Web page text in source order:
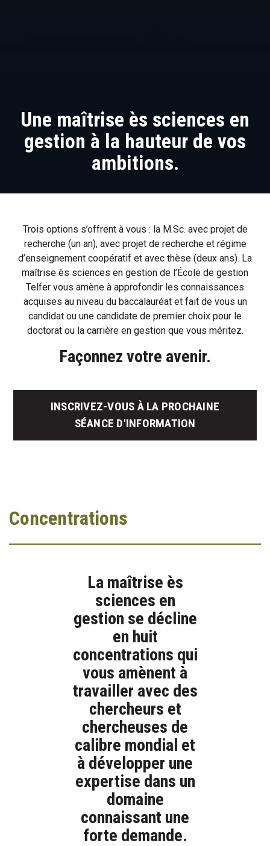
Une maîtrise ès sciences en
gestion à la hauteur de vos
ambitions.
Trois options s’offrent à vous : la M.Sc. avec projet de
recherche (un an), avec projet de recherche et régime
d’enseignement coopératif et avec thèse (deux ans). La
maîtrise ès sciences en gestion de l’École de gestion
Telfer vous amène à approfondir les connaissances
acquises au niveau du baccalauréat et fait de vous un
candidat ou une candidate de premier choix pour le
doctorat ou la carrière en gestion que vous méritez.
Façonnez votre avenir.
INSCRIVEZ-VOUS À LA PROCHAINE
SÉANCE D'INFORMATION
Concentrations
La maîtrise ès
sciences en
gestion se décline
en huit
concentrations qui
vous amènent à
travailler avec des
chercheurs et
chercheuses de
calibre mondial et
à développer une
expertise dans un
domaine
connaissant une
forte demande.